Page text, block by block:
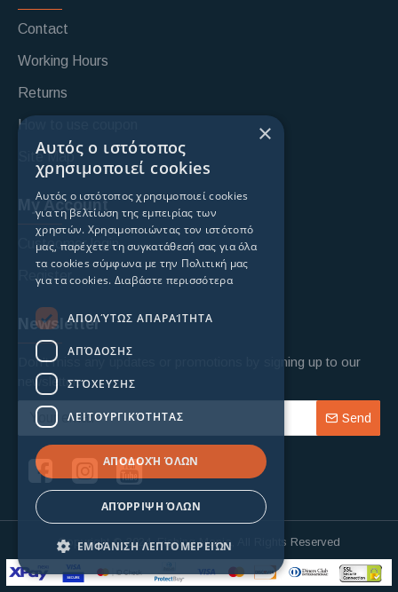
Contact
Working Hours
Returns
How to use coupon
Site Map
My Account
Custoomer login
Register
Newsletter
Don't miss any updates or promotions by signing up to our
newsletter.
Send
Copyright © 2024, Fishing Mania, All Rights Reserved
×
Αυτός ο ιστότοπος
χρησιμοποιεί cookies
Αυτός ο ιστότοπος χρησιμοποιεί cookies
για τη βελτίωση της εμπειρίας των
χρηστών. Χρησιμοποιώντας τον ιστότοπό
μας, παρέχετε τη συγκατάθεσή σας για όλα
τα cookies σύμφωνα με την Πολιτική μας
για τα cookies. Διαβάστε περισσότερα
ΑΠΟΛΎΤΩΣ ΑΠΑΡΑΊΤΗΤΑ
ΑΠΌΔΟΣΗΣ
ΣΤΌΧΕΥΣΗΣ
ΛΕΙΤΟΥΡΓΙΚΌΤΗΤΑΣ
ΑΠΟΔΟΧΉ ΌΛΩΝ
ΑΠΌΡΡΙΨΗ ΌΛΩΝ
ΕΜΦΆΝΙΣΗ ΛΕΠΤΟΜΕΡΕΙΏΝ